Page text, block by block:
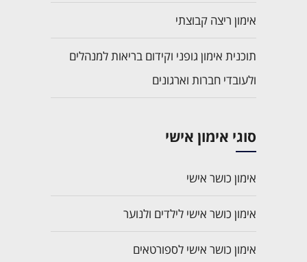
אימון ריצה קבוצתי
תוכנית אימון גופני וקידום בריאות למנהלים
ולעובדי חברות וארגונים
סוגי אימון אישי
אימון כושר אישי
אימון כושר אישי לילדים ולנוער
אימון כושר אישי לספורטאים